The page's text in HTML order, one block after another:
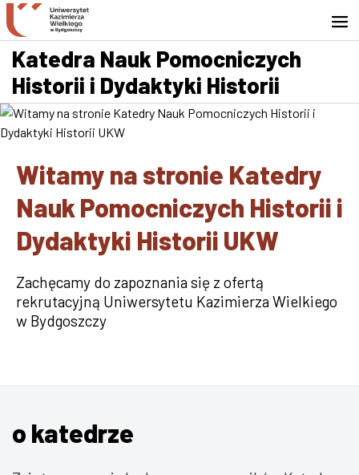
Przejdź do wyszukiwarki
Przejdź do treści
Przejdź do stopki - Kontakt
Katedra Nauk Pomocniczych
Historii i Dydaktyki Historii
Witamy na stronie Katedry
Nauk Pomocniczych Historii i
Dydaktyki Historii UKW
Zachęcamy do zapoznania się z ofertą
rekrutacyjną Uniwersytetu Kazimierza Wielkiego
w Bydgoszczy
o katedrze